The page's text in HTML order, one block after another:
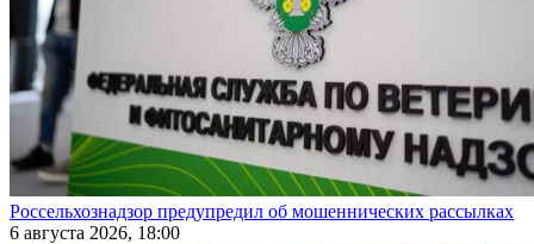
Россельхознадзор предупредил об мошеннических рассылках
6 августа 2026, 18:00